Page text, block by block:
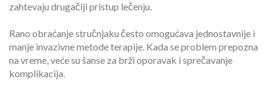
zahtevaju drugačiji pristup lečenju.
Rano obraćanje stručnjaku često omogućava jednostavnije i
manje invazivne metode terapije. Kada se problem prepozna
na vreme, veće su šanse za brži oporavak i sprečavanje
komplikacija.